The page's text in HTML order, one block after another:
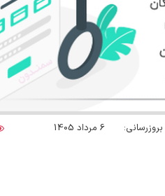
6 مرداد 1405